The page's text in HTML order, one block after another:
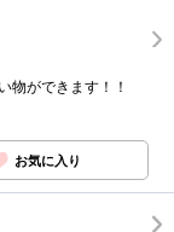
物ができます！！
お気に入り